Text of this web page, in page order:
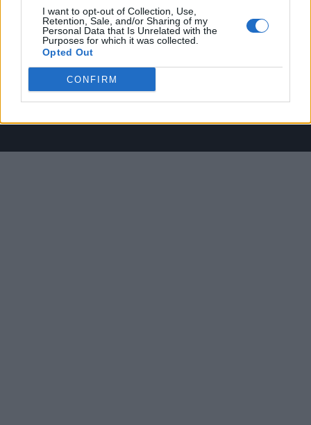
I want to opt-out of Collection, Use,
Retention, Sale, and/or Sharing of my
Personal Data that Is Unrelated with the
Purposes for which it was collected.
Opted Out
CONFIRM
internet, in quanto arrivati alla nostra attenzione attraverso regolari comunicati stampa
con immagini e testi allegati ed autorizzati alla pubblicazione, e quindi valutati di
pubblico dominio. Se i soggetti o gli autori avessero qualcosa in contrario alla
pubblicazione, non avranno che da segnalarlo alla redazione (indirizzo email:
redazione@napolimagazine.com), che provvederà prontamente alla rimozione.
proprietà di Napoli Magazine, e non è in alcun modo collegato alla A.C. Milan, che ne
detiene tutti i marchi e diritti.